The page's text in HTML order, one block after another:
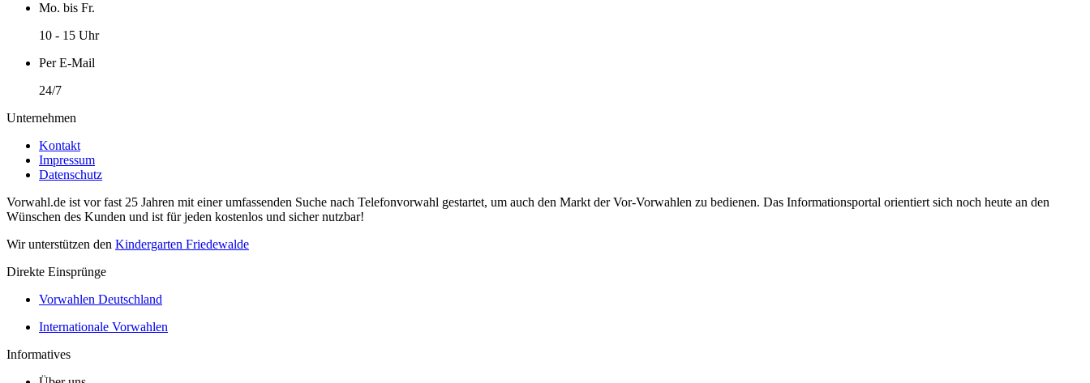
Mo. bis Fr.
10 - 15 Uhr
Per E-Mail
24/7
Unternehmen
Kontakt
Impressum
Datenschutz
Vorwahl.de ist vor fast 25 Jahren mit einer umfassenden Suche nach Telefonvorwahl gestartet, um auch den Markt der Vor-Vorwahlen zu bedienen. Das Informationsportal orientiert sich noch heute an den
Wünschen des Kunden und ist für jeden kostenlos und sicher nutzbar!
Wir unterstützen den Kindergarten Friedewalde
Direkte Einsprünge
Vorwahlen Deutschland
Internationale Vorwahlen
Informatives